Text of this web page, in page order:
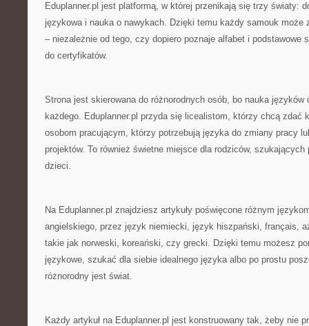
Eduplanner.pl jest platformą, w której przenikają się trzy światy:
językowa i nauka o nawykach. Dzięki temu każdy samouk może
– niezależnie od tego, czy dopiero poznaje alfabet i podstawowe
do certyfikatów.
Strona jest skierowana do różnorodnych osób, bo nauka
każdego. Eduplanner.pl przyda się licealistom, którzy chcą zdać
osobom pracującym, którzy potrzebują języka do zmiany pracy
projektów. To również świetne miejsce dla rodziców, szukających
dzieci.
Na Eduplanner.pl znajdziesz artykuły poświęcone różnym
angielskiego, przez język niemiecki, język hiszpański, français,
takie jak norweski, koreański, czy grecki. Dzięki temu możesz
językowe, szukać dla siebie idealnego języka albo po prostu
różnorodny jest świat.
Każdy artykuł na Eduplanner.pl jest konstruowany tak, żeby nie